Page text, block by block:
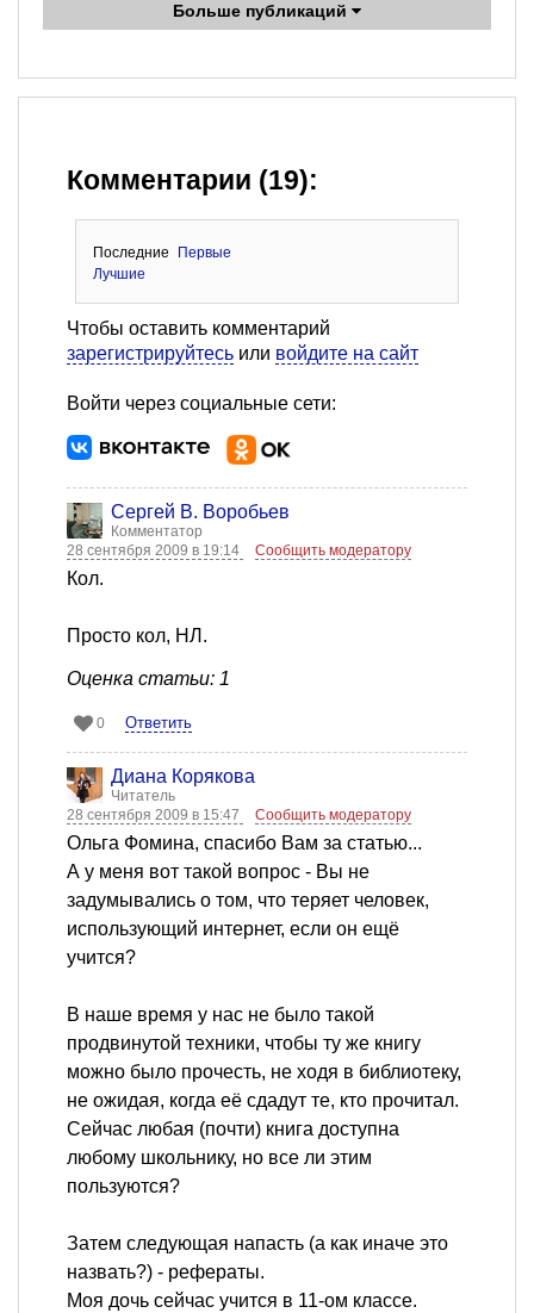
Больше публикаций
Комментарии (19):
Последние
Первые
Лучшие
Чтобы оставить комментарий
зарегистрируйтесь или войдите на сайт
Войти через социальные сети:
Сергей В. Воробьев
Комментатор
28 сентября 2009 в 19:14
Сообщить модератору
Кол.
Просто кол, НЛ.
Оценка статьи: 1
0 Ответить
Диана Корякова
Читатель
28 сентября 2009 в 15:47
Сообщить модератору
Ольга Фомина, спасибо Вам за статью...
А у меня вот такой вопрос - Вы не
задумывались о том, что теряет человек,
использующий интернет, если он ещё
учится?
В наше время у нас не было такой
продвинутой техники, чтобы ту же книгу
можно было прочесть, не ходя в библиотеку,
не ожидая, когда её сдадут те, кто прочитал.
Сейчас любая (почти) книга доступна
любому школьнику, но все ли этим
пользуются?
Затем следующая напасть (а как иначе это
назвать?) - рефераты.
Моя дочь сейчас учится в 11-ом классе.